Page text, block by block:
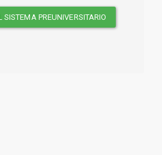
PREUNIVERSITARIO